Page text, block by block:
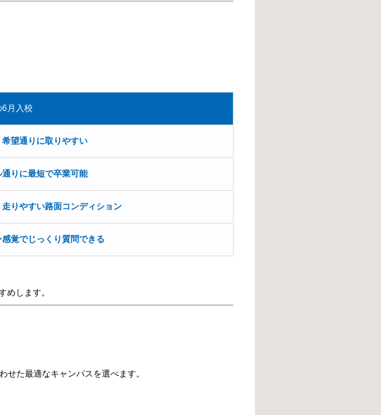
月入校
望通りに取りやすい
通りに最短で卒業可能
りやすい路面コンディション
覚でじっくり質問できる
めします。
た最適なキャンパスを選べます。